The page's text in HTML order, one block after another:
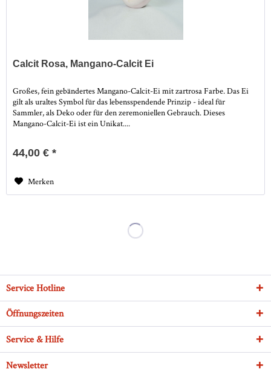
Calcit Rosa, Mangano-Calcit Ei
Großes, fein gebändertes Mangano-Calcit-Ei mit zartrosa Farbe. Das Ei
gilt als uraltes Symbol für das lebensspendende Prinzip - ideal für
Sammler, als Deko oder für den zeremoniellen Gebrauch. Dieses
Mangano-Calcit-Ei ist ein Unikat....
44,00 € *
Merken
Service Hotline
Öffnungszeiten
Service & Hilfe
Newsletter